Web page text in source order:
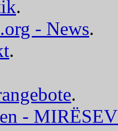
.
- News.
.
.
-